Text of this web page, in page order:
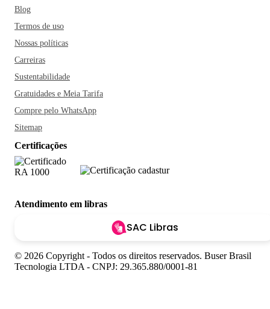
Blog
Termos de uso
Nossas políticas
Carreiras
Sustentabilidade
Gratuidades e Meia Tarifa
Compre pelo WhatsApp
Sitemap
Certificações
Atendimento em libras
SAC Libras
© 2026 Copyright - Todos os direitos reservados. Buser Brasil
Tecnologia LTDA - CNPJ: 29.365.880/0001-81